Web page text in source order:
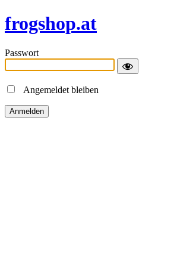
frogshop.at
Passwort
Angemeldet bleiben